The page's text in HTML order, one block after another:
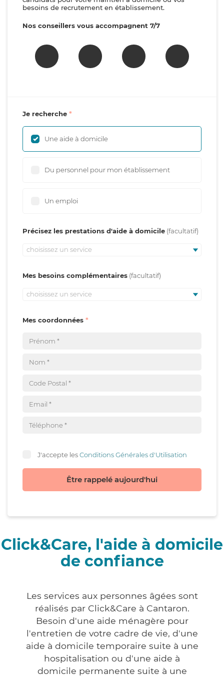
besoins de recrutement en établissement.
Nos conseillers vous accompagnent 7/7
Je recherche
Une aide à domicile
Du personnel pour mon établissement
Un emploi
Précisez les prestations d'aide à domicile
choisissez un service
Mes besoins complémentaires
choisissez un service
Mes coordonnées
J'accepte lesConditions Générales d'Utilisation
Être rappelé aujourd'hui
Click&Care, l'aide à domicile
de confiance
Les services aux personnes âgées sont
réalisés par Click&Care à Cantaron.
Besoin d'une aide ménagère pour
l'entretien de votre cadre de vie, d'une
aide à domicile temporaire suite à une
hospitalisation ou d'une aide à
domicile permanente suite à une